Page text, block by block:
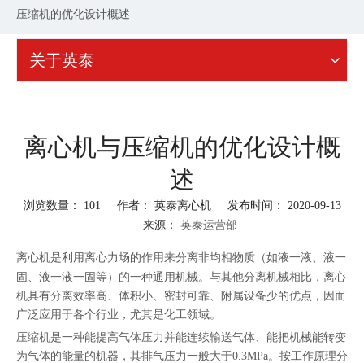
压缩机的优化设计概述
关于英泰
离心机与压缩机的优化设计概
述
浏览数量： 101 作者： 英泰离心机 发布时间： 2020-09-13
来源： 英泰运营部
["facebook","twitter","line","wechat","linkedin","pinterest","whatsapp"]
离心机是利用离心力场的作用来分离非均相物质（如液一液、液一
固、液一液一固等）的一种通用机械。与其他分离机械相比，离心
机具有分离效率高、体积小、密封可靠、附属设备少的优点，因而
广泛应用于各个行业，尤其是化工领域。
压缩机是一种能提高气体压力并能连续输送气体、能把机械能转变
为气体的能量的机器，其排气压力一般大于0.3MPa。按工作原理分